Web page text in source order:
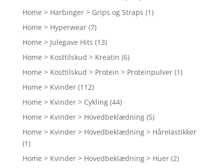
Home > Harbinger > Grips og Straps (1)
Home > Hyperwear (7)
Home > Julegave Hits (13)
Home > Kosttilskud > Kreatin (6)
Home > Kosttilskud > Protein > Proteinpulver (1)
Home > Kvinder (112)
Home > Kvinder > Cykling (44)
Home > Kvinder > Hovedbeklædning (5)
Home > Kvinder > Hovedbeklædning > Hårelastikker
(1)
Home > Kvinder > Hovedbeklædning > Huer (2)